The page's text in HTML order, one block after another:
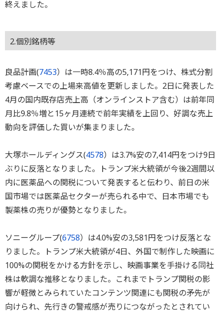
終えました。
2.個別銘柄等
良品計画(7453）は一時8.4％高の5,171円をつけ、株式分割
考慮ベースでの上場来高値を更新しました。2日に発表した
4月の国内既存店売上高（オンラインストア含む）は前年同
月比9.8％増と15ヶ月連続で前年実績を上回り、好調な売上
動向を評価した買いが集まりました。
大塚ホールディングス(4578）は3.7%安の7,414円をつけ9日
ぶりに反落となりました。トランプ米大統領が今後2週間以
内に医薬品への関税について発表すると伝わり、前日の米
国市場では医薬品セクターが売られる中で、日本市場でも
製薬株の売りが優勢となりました。
ソニーグループ(6758）は4.0%安の3,581円をつけ反落とな
りました。トランプ米大統領が4日、外国で制作した映画に
100%の関税をかける方針を示し、映画事業を手掛ける同社
株は軟調な推移となりました。これまでトランプ関税の影
響が軽微とみられていたコンテンツ関連にも関税の矛先が
向けられ、先行きの警戒感が売りにつながったとされてい